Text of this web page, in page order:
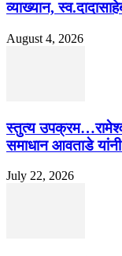
व्याख्यान,
August 4, 2026
स्तुत्य
समाधान आवताडे
July 22, 2026